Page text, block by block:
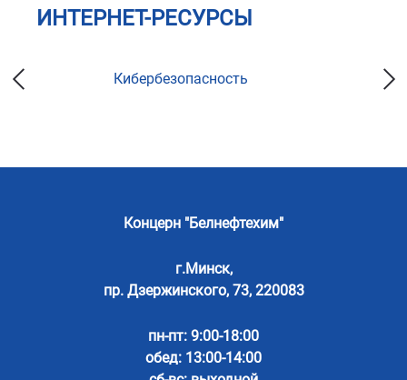
ИНТЕРНЕТ-РЕСУРСЫ
Кибербезопасность
Концерн "Белнефтехим"
г.Минск,
пр. Дзержинского, 73, 220083
пн-пт: 9:00-18:00
обед: 13:00-14:00